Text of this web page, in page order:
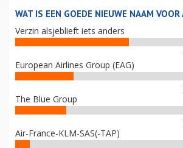
WAT IS EEN GOEDE NIEUWE NAAM
Verzin alsjeblieft iets anders
European Airlines Group (EAG)
The Blue Group
Air-France-KLM-SAS(-TAP)